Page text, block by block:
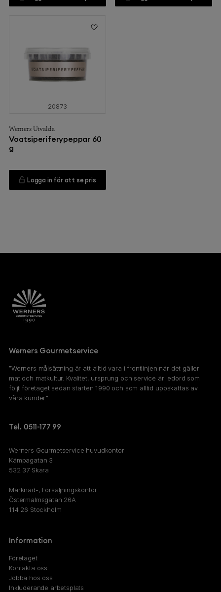
20873
Werners Utvalda
Voatsiperiferypeppar 60
g
Logga in för att se pris
Werners Gourmetservice
”Werners målsättning är att alltid vara i frontlinjen när det gäller
mat och matkultur. Kvalitet, ursprung och service är ledord som
följt företaget sedan starten 1990 och som alltid uppskattas av
våra kunder.”
Tel. 0511-177 99
Werners Gourmetservice huvudkontor
Kämpagatan 3
532 37 Skara
Marknad-, Försäljningskontor
Östermalmsgatan 26A
114 26 Stockholm
Information
Företaget
Kontakta oss
Jobba hos oss
Inkluderande arbetsplats